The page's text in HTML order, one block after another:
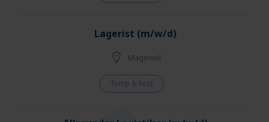
Lagerist (m/w/d)
Mägenwil
Temp & Fest